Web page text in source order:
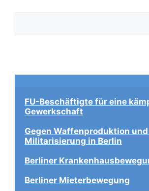
FU-Beschäftigte für eine
Gewerkschaft
Gegen Waffenproduktion und
Militarisierung in Berlin
Berliner
Berliner Mieterbewegung